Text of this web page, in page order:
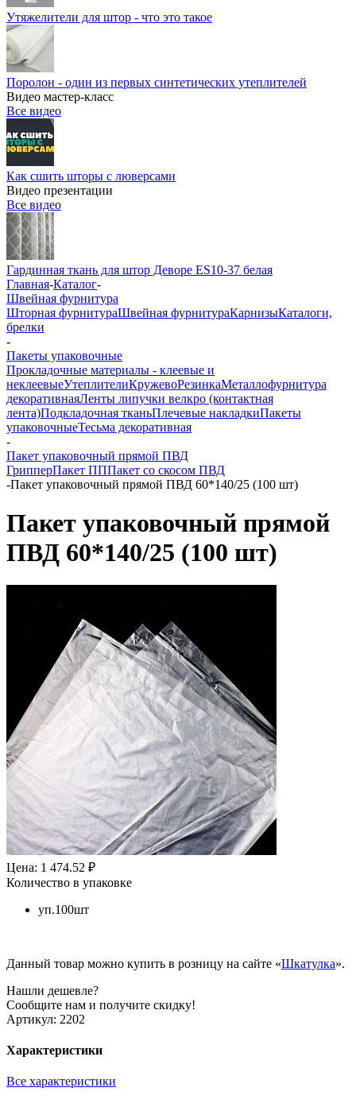
Утяжелители для штор - что это такое
Поролон - один из первых синтетических утеплителей
Видео мастер-класс
Все видео
Как сшить шторы с люверсами
Видео презентации
Все видео
Гардинная ткань для штор Деворе ES10-37 белая
Главная-Каталог-
Швейная фурнитура
Шторная фурнитураШвейная фурнитураКарнизыКаталоги,
брелки
-
Пакеты упаковочные
Прокладочные материалы - клеевые и
неклеевыеУтеплителиКружевоРезинкаМеталлофурнитура
декоративнаяЛенты липучки велкро (контактная
лента)Подкладочная тканьПлечевые накладкиПакеты
упаковочныеТесьма декоративная
-
Пакет упаковочный прямой ПВД
ГрипперПакет ПППакет со скосом ПВД
-Пакет упаковочный прямой ПВД 60*140/25 (100 шт)
Пакет упаковочный прямой
ПВД 60*140/25 (100 шт)
Цена: 1 474.52 ₽
Количество в упаковке
уп.100шт
Данный товар можно купить в розницу на сайте «Шкатулка».
Нашли дешевле?
Сообщите нам и получите скидку!
Артикул: 2202
Характеристики
Все характеристики